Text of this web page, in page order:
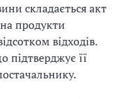
складається акт
продукти
відходів.
підтверджує її